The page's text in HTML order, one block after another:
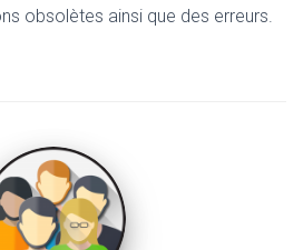
obsolètes ainsi que des erreurs.